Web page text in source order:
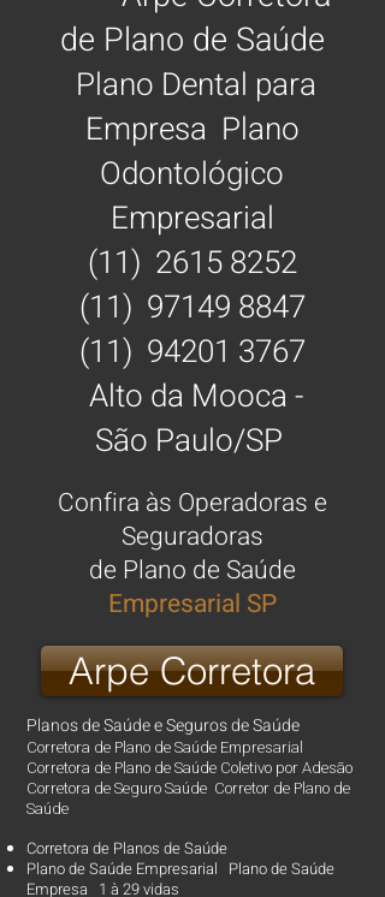
de Plano de Saúde
Plano Dental para
Empresa Plano
Odontológico
Empresarial
(11) 2615 8252
(11) 97149 8847
(11) 94201 3767
Alto da Mooca -
São Paulo/SP
Confira às Operadoras e
Seguradoras
de Plano de Saúde
Empresarial SP
Arpe Corretora
Planos de SaúdeeSeguros de Saúde
Corretora de Plano de Saúde Empresarial
Corretora de Plano de Saúde Coletivo por Adesão
Corretora de Seguro Saúde Corretor de Plano de
Saúde
Corretora de Planos de Saúde
Plano de Saúde Empresarial Plano de Saúde
Empresa 1 à 29 vidas